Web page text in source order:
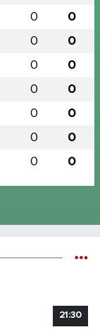
0 0
0 0
0 0
0 0
0 0
0 0
0 0
21:30